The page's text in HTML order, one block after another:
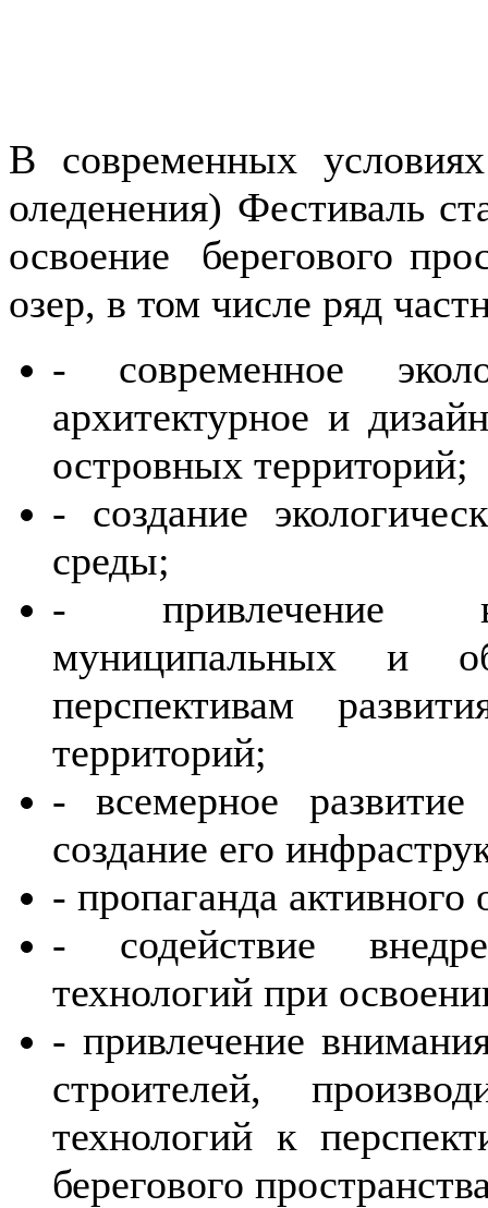
В современных
оледенения) Фестиваль
освоение берегового
озер, в том числе ряд
-
современное
архитектурное и
островных территорий;
-
создание
среды;
-
привлечение
муниципальных и
перспективам
территорий;
-
всемерное
создание его
- пропаганда активного
-
содействие
технологий при
- привлечение
строителей,
технологий к
берегового